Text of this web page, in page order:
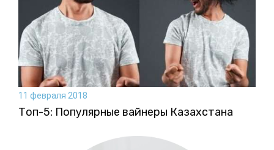
11 февраля 2018
Топ-5: Популярные вайнеры Казахстана